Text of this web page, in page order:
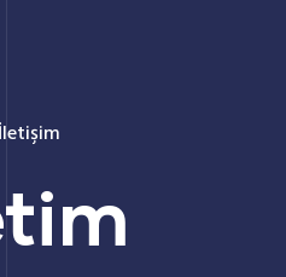
İletişim